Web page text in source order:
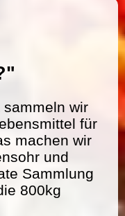
wir
für
machen wir
und
Sammlung
800kg